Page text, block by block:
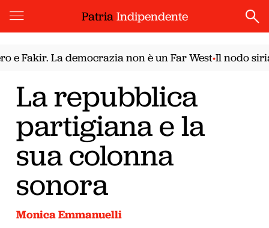
PatriaIndipendente
Fakir. La democrazia non è un Far West•Il nodo
La repubblica
partigiana e la
sua colonna
sonora
Monica Emmanuelli